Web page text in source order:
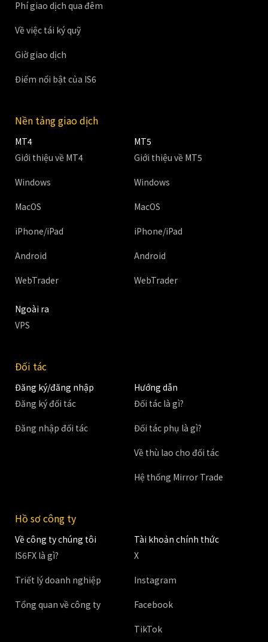
Phí giao dịch qua đêm
Về việc tái ký quỹ
Giờ giao dịch
Điểm nổi bật của IS6
Nền tảng giao dịch
MT4
Giới thiệu về MT4
Windows
MacOS
iPhone/iPad
Android
WebTrader
MT5
Giới thiệu về MT5
Windows
MacOS
iPhone/iPad
Android
WebTrader
Ngoài ra
VPS
Đối tác
Đăng ký/đăng nhập
Đăng ký đối tác
Đăng nhập đối tác
Hướng dẫn
Đối tác là gì?
Đối tác phụ là gì?
Về thù lao cho đối tác
Hệ thống Mirror Trade
Hồ sơ công ty
Về công ty chúng tôi
IS6FX là gì?
Triết lý doanh nghiệp
Tổng quan về công ty
Tài khoản chính thức
X
Instagram
Facebook
TikTok